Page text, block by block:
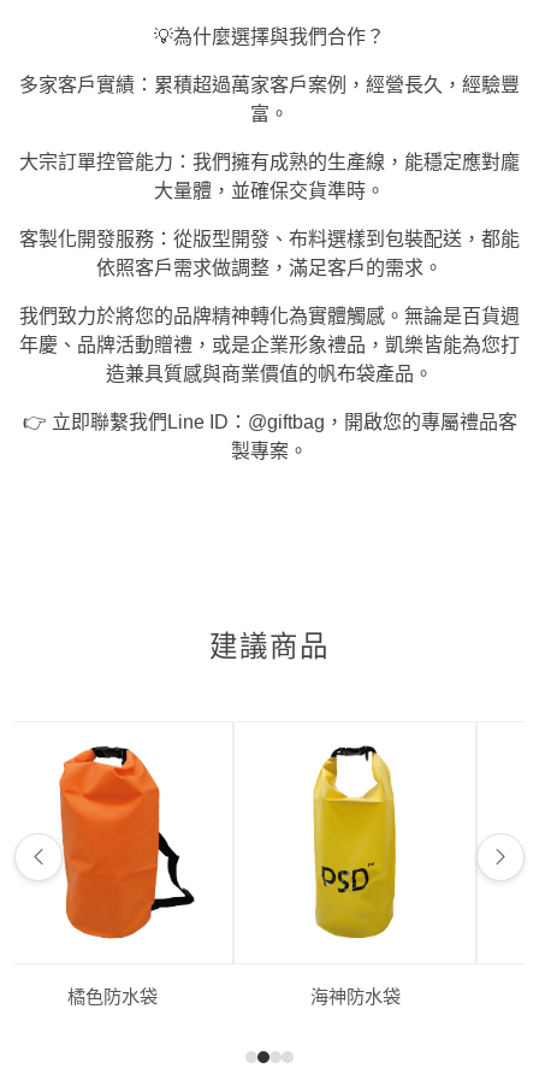
💡為什麼選擇與我們合作？
多家客戶實績：累積超過萬家客戶案例，經營長久，經驗豐
富。
大宗訂單控管能力：我們擁有成熟的生產線，能穩定應對龐
大量體，並確保交貨準時。
客製化開發服務：從版型開發、布料選樣到包裝配送，都能
依照客戶需求做調整，滿足客戶的需求。
我們致力於將您的品牌精神轉化為實體觸感。無論是百貨週
年慶、品牌活動贈禮，或是企業形象禮品，凱樂皆能為您打
造兼具質感與商業價值的帆布袋產品。
👉 立即聯繫我們Line ID：@giftbag，開啟您的專屬禮品客
製專案。
建議商品
橘色防水袋 海神防水袋